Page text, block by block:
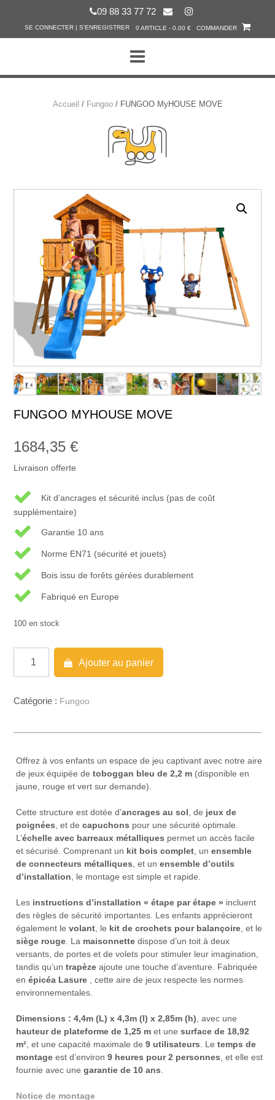
content
09 88 33 77 72
SE CONNECTER | S'ENREGISTRER 0 ARTICLE - 0,00 € COMMANDER
Accueil / Fungoo/ FUNGOO MyHOUSE MOVE
FUNGOO MYHOUSE MOVE
1684,35 €
Livraison offerte
Kit d’ancrages et sécurité inclus (pas de coût
supplémentaire)
Garantie 10 ans
Norme EN71 (sécurité et jouets)
Bois issu de forêts gérées durablement
Fabriqué en Europe
100 en stock
FUNGOO
MOVE
Ajouter au panier
Catégorie : Fungoo
Offrez à vos enfants un espace de jeu captivant avec notre aire
de jeux équipée detoboggan bleu de 2,2 m (disponible en
jaune, rouge et vert sur demande).
Cette structure est dotée d’ancrages au sol , de jeux de
poignées , et decapuchons pour une sécurité optimale.
L’échelle avec barreaux métalliques permet un accès facile
et sécurisé. Comprenant un kit bois complet , unensemble
de connecteurs métalliques , et unensemble d’outils
d’installation , le montage est simple et rapide.
Les instructions d’installation « étape par étape » incluent
des règles de sécurité importantes. Les enfants apprécieront
également levolant , le kit de crochets pour balançoire , et le
siège rouge . La maisonnette dispose d’un toit à deux
versants, de portes et de volets pour stimuler leur imagination,
tandis qu’untrapèze ajoute une touche d’aventure. Fabriquée
enépicéa Lasure
, cette aire de jeux respecte les normes
environnementales.
Dimensions : 4,4m (L) x 4,3m (l) x 2,85m (h) , avec une
hauteur de plateforme de 1,25 m et unesurface de 18,92
m² , et une capacité maximale de9 utilisateurs . Letemps de
montage est d’environ9 heures pour 2 personnes , et elle est
fournie avec unegarantie de 10 ans
Notice de montage